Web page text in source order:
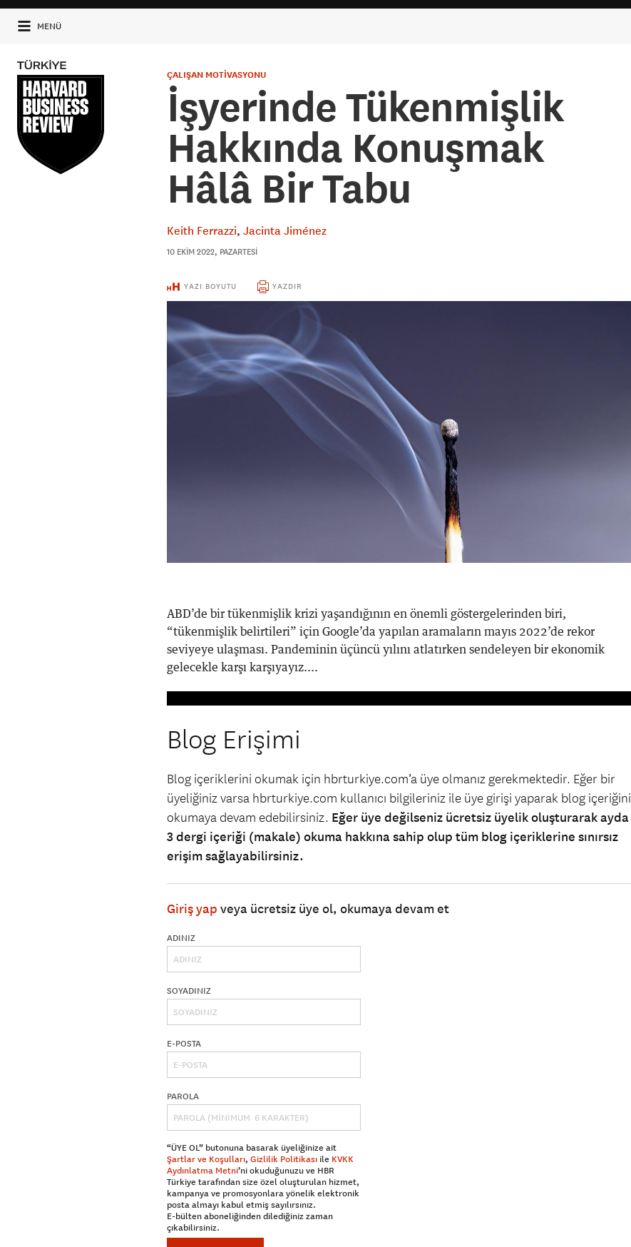
MENÜ
ÇALIŞAN MOTİVASYONU
İşyerinde Tükenmişlik
Hakkında Konuşmak
Hâlâ Bir Tabu
Keith Ferrazzi Jacinta Jiménez
10 EKIM 2022, PAZARTESI
YAZI BOYUTU YAZDIR
ABD’de bir tükenmişlik krizi yaşandığının en önemli göstergelerinden biri,
“tükenmişlik belirtileri” için Google’da yapılan aramaların mayıs 2022’de rekor
seviyeye ulaşması. Pandeminin üçüncü yılını atlatırken sendeleyen bir ekonomik
gelecekle karşı karşıyayız....
Blog Erişimi
Blog içeriklerini okumak için hbrturkiye.com’a üye olmanız gerekmektedir. Eğer bir
üyeliğiniz varsa hbrturkiye.com kullanıcı bilgileriniz ile üye girişi yaparak blog içeriğini
okumaya devam edebilirsiniz. Eğer üye değilseniz ücretsiz üyelik oluşturarak ayda
3 dergi içeriği (makale) okuma hakkına sahip olup tüm blog içeriklerine sınırsız
erişim sağlayabilirsiniz.
Giriş yap veya ücretsiz üye ol, okumaya devam et
ADINIZ
SOYADINIZ
E-POSTA
PAROLA
“ÜYE OL” butonuna basarak üyeliğinize ait
Şartlar ve Koşulları, Gizlilik Politikası ile KVKK
Aydınlatma Metni’ni okuduğunuzu ve HBR
Türkiye tarafından size özel oluşturulan hizmet,
kampanya ve promosyonlara yönelik elektronik
posta almayı kabul etmiş sayılırsınız.
E-bülten aboneliğinden dilediğiniz zaman
çıkabilirsiniz.